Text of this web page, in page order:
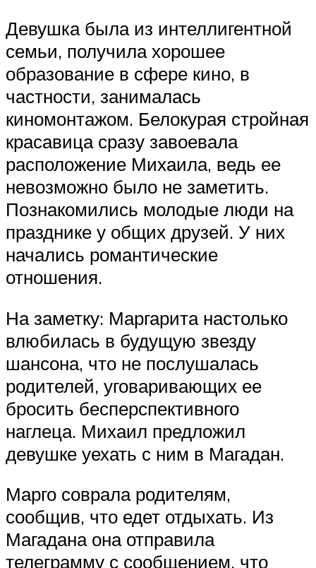
Девушка была из интеллигентной
семьи, получила хорошее
образование в сфере кино, в
частности, занималась
киномонтажом. Белокурая стройная
красавица сразу завоевала
расположение Михаила, ведь ее
невозможно было не заметить.
Познакомились молодые люди на
празднике у общих друзей. У них
начались романтические
отношения.
На заметку: Маргарита настолько
влюбилась в будущую звезду
шансона, что не послушалась
родителей, уговаривающих ее
бросить бесперспективного
наглеца. Михаил предложил
девушке уехать с ним в Магадан.
Марго соврала родителям,
сообщив, что едет отдыхать. Из
Магадана она отправила
телеграмму с сообщением, что